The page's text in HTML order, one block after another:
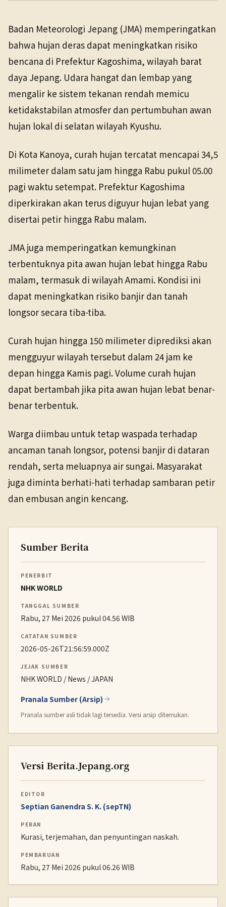
27 Mei 2026
TANGGAL SUMBER
27 Mei 2026
Pranala sumber asli tidak lagi tersedia. Versi arsip
Badan Meteorologi Jepang (JMA) memperingatkan
bahwa hujan deras dapat meningkatkan risiko
bencana di Prefektur Kagoshima, wilayah barat
daya Jepang. Udara hangat dan lembap yang
mengalir ke sistem tekanan rendah memicu
ketidakstabilan atmosfer dan pertumbuhan awan
hujan lokal di selatan wilayah Kyushu.
Di Kota Kanoya, curah hujan tercatat mencapai 34,5
milimeter dalam satu jam hingga Rabu pukul 05.00
pagi waktu setempat. Prefektur Kagoshima
diperkirakan akan terus diguyur hujan lebat yang
disertai petir hingga Rabu malam.
JMA juga memperingatkan kemungkinan
terbentuknya pita awan hujan lebat hingga Rabu
malam, termasuk di wilayah Amami. Kondisi ini
dapat meningkatkan risiko banjir dan tanah
longsor secara tiba-tiba.
Curah hujan hingga 150 milimeter diprediksi akan
mengguyur wilayah tersebut dalam 24 jam ke
depan hingga Kamis pagi. Volume curah hujan
dapat bertambah jika pita awan hujan lebat benar-
benar terbentuk.
Warga diimbau untuk tetap waspada terhadap
ancaman tanah longsor, potensi banjir di dataran
rendah, serta meluapnya air sungai. Masyarakat
juga diminta berhati-hati terhadap sambaran petir
dan embusan angin kencang.
Sumber Berita
PENERBIT
NHK WORLD
TANGGAL SUMBER
Rabu, 27 Mei 2026 pukul 04.56 WIB
CATATAN SUMBER
2026-05-26T21:56:59.000Z
JEJAK SUMBER
NHK WORLD / News / JAPAN
Pranala Sumber (Arsip)
Pranala sumber asli tidak lagi tersedia. Versi arsip ditemukan.
Versi Berita.Jepang.org
EDITOR
Septian Ganendra S. K. (sepTN)
PERAN
Kurasi, terjemahan, dan penyuntingan naskah.
PEMBARUAN
Rabu, 27 Mei 2026 pukul 06.26 WIB